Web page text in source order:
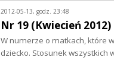
2012-05-13, godz. 23:48
Nr 19 (Kwiecień 2012)
W numerze o matkach, które
dziecko. Stosunek wszystkich